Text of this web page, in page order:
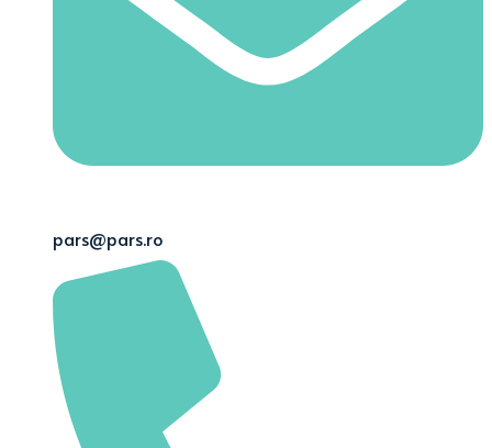
pars@pars.ro